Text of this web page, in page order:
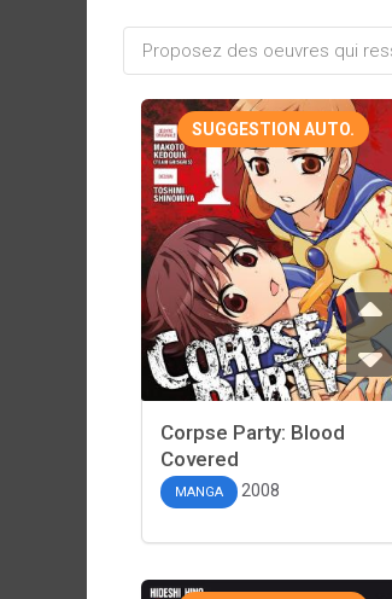
SUGGESTION AUTO.
Corpse Party: Blood
Covered
MANGA 2008